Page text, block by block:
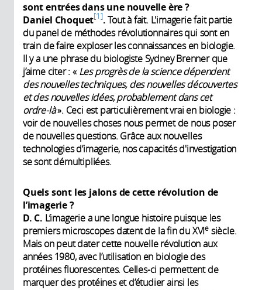
sont entrées dans une nouvelle ère ?
Daniel Choquet 1 .Tout à fait. L'imagerie fait partie
du panel de méthodes révolutionnaires qui sont en
train de faire exploser les connaissances en biologie.
Il y a une phrase du biologiste Sydney Brenner que
j’aime citer : « Les progrès de la science dépendent
des nouvelles techniques, des nouvelles découvertes
et des nouvelles idées, probablement dans cet
ordre-là». Ceci est particulièrement vrai en biologie :
voir de nouvelles choses nous permet de nous poser
de nouvelles questions. Grâce aux nouvelles
technologies d’imagerie, nos capacités d'investigation
se sont démultipliées.
Quels sont les jalons de cette révolution de
l’imagerie ?
D. C. L’imagerie a une longue histoire puisque les
premiers microscopes datent de la fin du XVIe siècle.
Mais on peut dater cette nouvelle révolution aux
années 1980, avec l’utilisation en biologie des
protéines fluorescentes. Celles-ci permettent de
marquer des protéines et d’étudier ainsi les